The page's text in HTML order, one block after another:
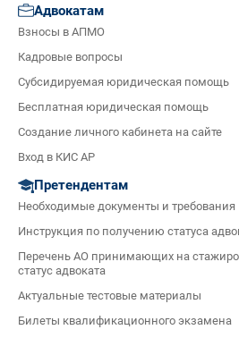
Адвокатам
Взносы в АПМО
Кадровые вопросы
Субсидируемая юридическая помощь
Бесплатная юридическая помощь
Создание личного кабинета на сайте
Вход в КИС АР
Претендентам
Необходимые документы и требования
Инструкция по получению статуса
Перечень АО принимающих на
статус адвоката
Актуальные тестовые материалы
Билеты квалификационного экзамена